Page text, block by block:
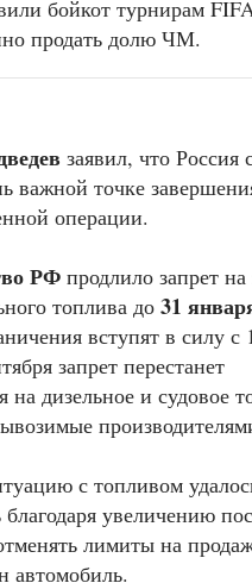
бойкот турнирам
продать долю ЧМ.
заявил, что Россия
важной точке
операции.
РФ продлило запрет
топлива до 31
вступят в силу с
запрет перестанет
на дизельное и судовое
с топливом
благодаря увеличению
лимиты на
автомобиль.